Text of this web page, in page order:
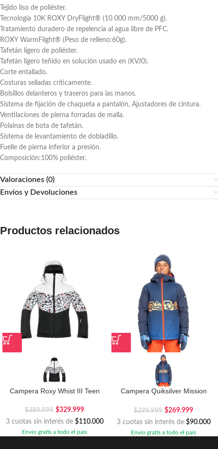
Tejido liso de poliéster.
Tecnología 10K ROXY DryFlight® (10 000 mm/5000 g).
Tratamiento duradero de repelencia al agua libre de PFC.
ROXY WarmFlight® (Peso de relleno:60g).
Tafetán ligero de poliéster.
Tafetán ligero teñido en solución usado en (KVJ0).
Corte entallado.
Costuras selladas críticamente.
Bolsillos delanteros y traseros para las manos.
Sistema de fijación de chaqueta a pantalón, Ajustadores de cintura.
Ventilaciones de pierna forradas de malla.
Polainas de bota de tafetán.
Sistema de levantamiento de dobladillo.
Fuelle de pierna inferior a presión.
Composición:100% poliéster.
Valoraciones (0)
Envíos y Devoluciones
Productos relacionados
Campera Roxy Whist III Teen
$389.999 $329.999
3 cuotas sin interés de $110.000
Envío gratis a todo el país
Campera Quiksilver Mission
$299.999 $269.999
3 cuotas sin interés de $90.000
Envío gratis a todo el país